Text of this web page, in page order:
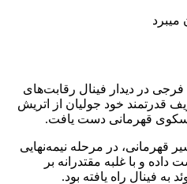
فرجی در دیدار فینال رقابت‌های
قدرتمند خود جولیان از اتریش
قهرمانی، در مرحله نیمه‌نهایی
و با غلبه مقتدرانه بر
به فینال راه یافته بود.